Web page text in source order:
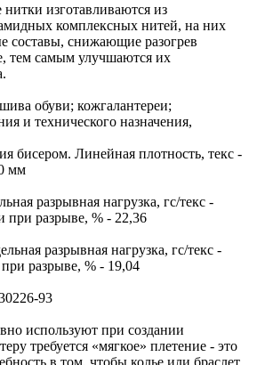
изготавливаются из
комплексных нитей, на них
составы, снижающие разогрев
тем самым улучшаются их
обуви; кожгалантереи;
и технического назначения,
бисером. Линейная плотность, текс -
мм
разрывная нагрузка, гс/текс -
при разрыве, % - 22,36
разрывная нагрузка, гс/текс -
разрыве, % - 19,04
93
используют при создании
требуется «мягкое» плетение - это
в том, чтобы колье или браслет